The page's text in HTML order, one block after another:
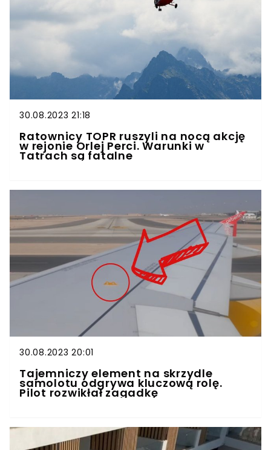
30.08.2023 21:18
Ratownicy TOPR ruszyli na nocą akcję
w rejonie Orlej Perci. Warunki w
Tatrach są fatalne
30.08.2023 20:01
Tajemniczy element na skrzydle
samolotu odgrywa kluczową rolę.
Pilot rozwikłał zagadkę